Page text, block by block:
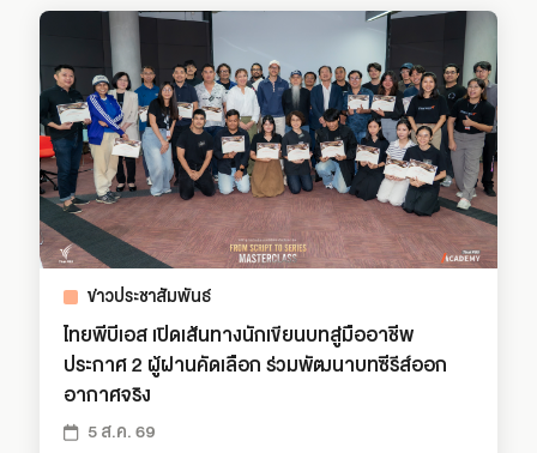
ข่าวประชาสัมพันธ์
ไทยพีบีเอส เปิดเส้นทางนักเขียนบทสู่มืออาชีพ
ประกาศ 2 ผู้ผ่านคัดเลือก ร่วมพัฒนาบทซีรีส์ออก
อากาศจริง
5 ส.ค. 69